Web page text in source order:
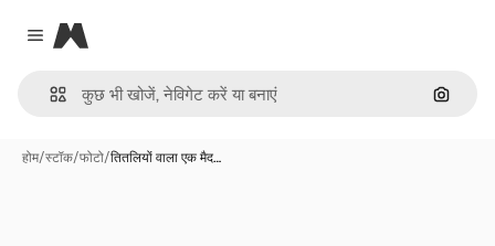
Close menu
Magnific
इमेज से
होम/स्टॉक/फोटो/तितलियों वाला एक मैद…